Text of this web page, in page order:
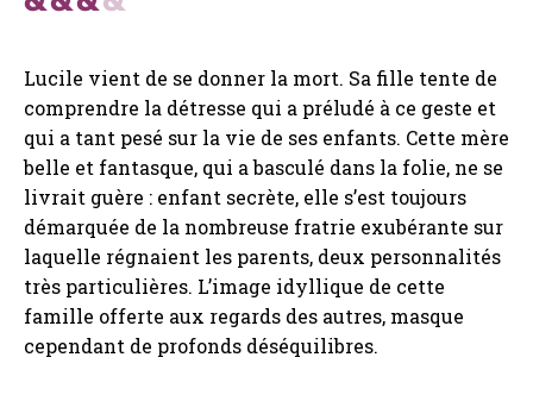
Lucile vient de se donner la mort. Sa fille tente de
comprendre la détresse qui a préludé à ce geste et
qui a tant pesé sur la vie de ses enfants. Cette mère
belle et fantasque, qui a basculé dans la folie, ne se
livrait guère : enfant secrète, elle s’est toujours
démarquée de la nombreuse fratrie exubérante sur
laquelle régnaient les parents, deux personnalités
très particulières. L’image idyllique de cette
famille offerte aux regards des autres, masque
cependant de profonds déséquilibres.